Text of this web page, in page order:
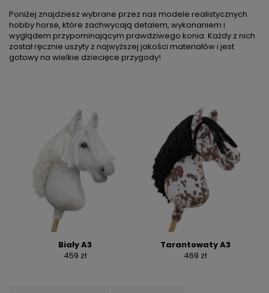
Poniżej znajdziesz wybrane przez nas modele realistycznych
hobby horse, które zachwycają detalem, wykonaniem i
wyglądem przypominającym prawdziwego konia. Każdy z nich
został ręcznie uszyty z najwyższej jakości materiałów i jest
gotowy na wielkie dziecięce przygody!
Biały A3
459 zł
Tarantowaty A3
469 zł